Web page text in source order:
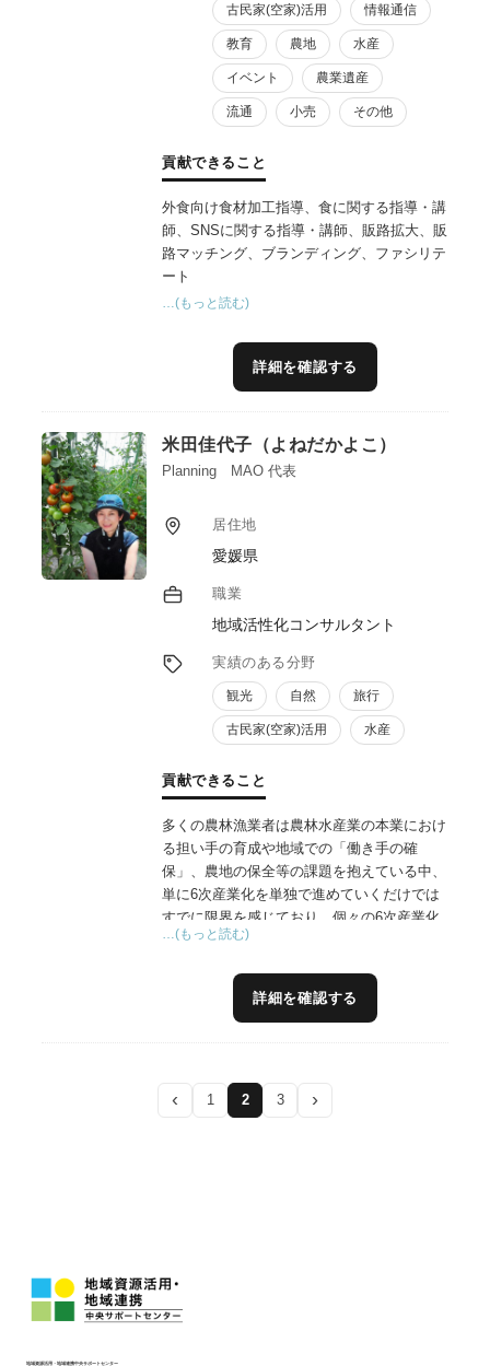
古民家(空家)活用 情報通信
教育 農地 水産
イベント 農業遺産
流通 小売 その他
貢献できること
外食向け食材加工指導、食に関する指導・講
師、SNSに関する指導・講師、販路拡大、販
路マッチング、ブランディング、ファシリテ
ート
…(もっと読む)
詳細を確認する
米田佳代子（よねだかよこ）
Planning MAO 代表
居住地
愛媛県
職業
地域活性化コンサルタント
実績のある分野
観光 自然 旅行
古民家(空家)活用 水産
貢献できること
多くの農林漁業者は農林水産業の本業におけ
る担い手の育成や地域での「働き手の確
保」、農地の保全等の課題を抱えている中、
単に6次産業化を単独で進めていくだけでは
すでに限界を感じており、個々の6次産業化
推進(農泊推進含む）だけでなく、地域内循
的に推進していく必要があると感じていま
課題」「知財の問題」などは必ず出てきます
…(もっと読む)
詳細を確認する
‹ 1 2 3 ›
地域資源活用・地域連携中央サポートセンター